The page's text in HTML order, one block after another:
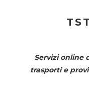
Servizi online
trasporti e